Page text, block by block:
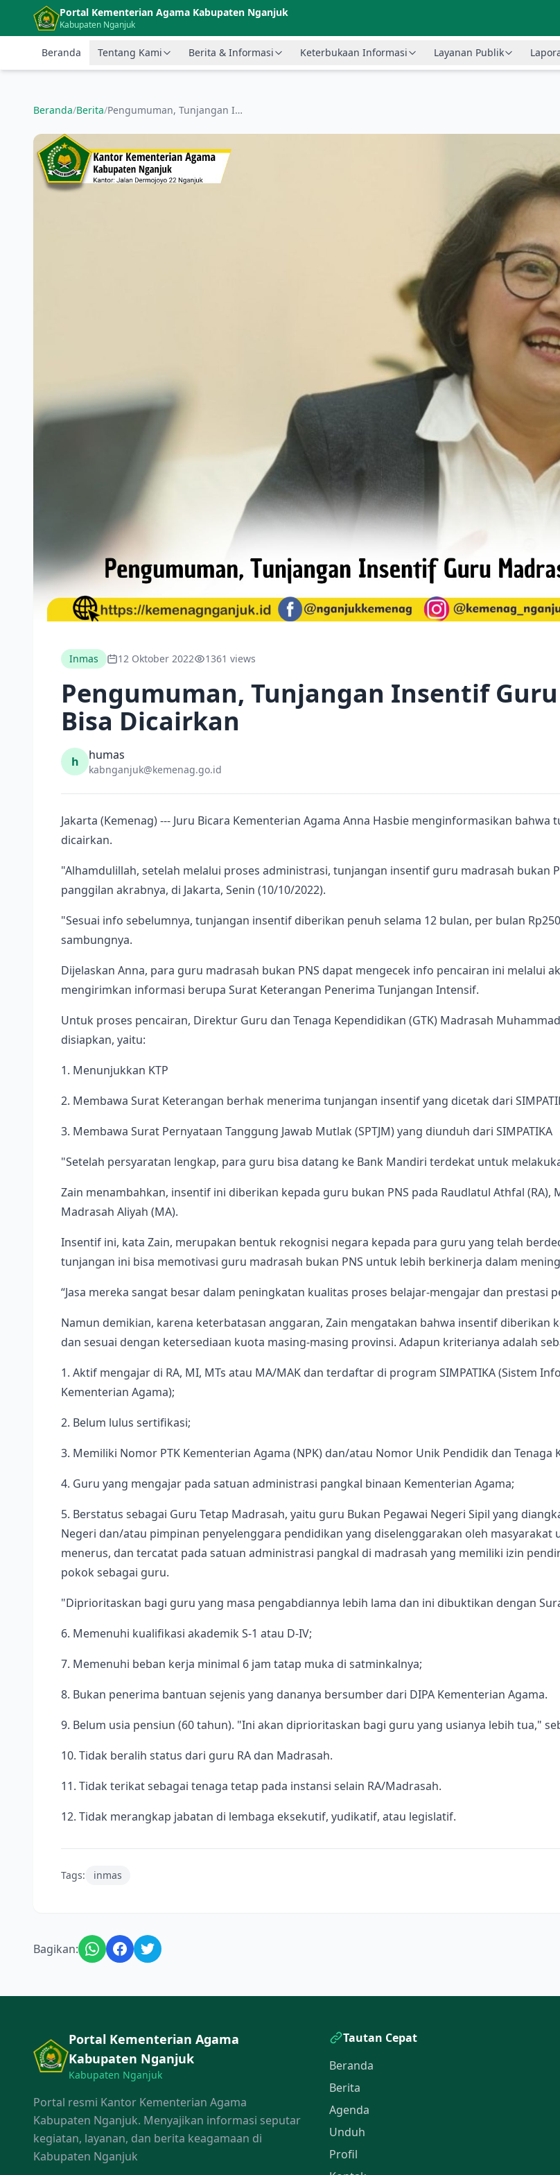
Langsung ke konten utama
Portal Kementerian Agama Kabupaten Nganjuk
Kabupaten Nganjuk
Beranda Tentang Kami Berita & Informasi Keterbukaan Informasi Layanan Publik
Beranda/Berita/ Pengumuman, Tunjangan Insentif Guru Madrasah Bukan PNS Bisa Dicairkan
Inmas 12 Oktober 2022 1361 views
Pengumuman, Tunjangan Insentif
Bisa Dicairkan
h humas
kabnganjuk@kemenag.go.id
Jakarta (Kemenag) --- Juru Bicara Kementerian Agama Anna Hasbie menginformasikan
dicairkan.
"Alhamdulillah, setelah melalui proses administrasi, tunjangan insentif guru madrasah bukan
panggilan akrabnya, di Jakarta, Senin (10/10/2022).
"Sesuai info sebelumnya, tunjangan insentif diberikan penuh selama 12 bulan, per bulan
sambungnya.
Dijelaskan Anna, para guru madrasah bukan PNS dapat mengecek info pencairan ini melalui
mengirimkan informasi berupa Surat Keterangan Penerima Tunjangan Intensif.
Untuk proses pencairan, Direktur Guru dan Tenaga Kependidikan (GTK) Madrasah
disiapkan, yaitu:
1. Menunjukkan KTP
2. Membawa Surat Keterangan berhak menerima tunjangan insentif yang dicetak dari
3. Membawa Surat Pernyataan Tanggung Jawab Mutlak (SPTJM) yang diunduh dari SIMPATIKA
"Setelah persyaratan lengkap, para guru bisa datang ke Bank Mandiri terdekat untuk
Zain menambahkan, insentif ini diberikan kepada guru bukan PNS pada Raudlatul Athfal (RA),
Madrasah Aliyah (MA).
Insentif ini, kata Zain, merupakan bentuk rekognisi negara kepada para guru yang telah
tunjangan ini bisa memotivasi guru madrasah bukan PNS untuk lebih berkinerja dalam
“Jasa mereka sangat besar dalam peningkatan kualitas proses belajar-mengajar dan prestasi
Namun demikian, karena keterbatasan anggaran, Zain mengatakan bahwa insentif diberikan
dan sesuai dengan ketersediaan kuota masing-masing provinsi. Adapun kriterianya adalah
1. Aktif mengajar di RA, MI, MTs atau MA/MAK dan terdaftar di program SIMPATIKA (Sistem
Kementerian Agama);
2. Belum lulus sertifikasi;
3. Memiliki Nomor PTK Kementerian Agama (NPK) dan/atau Nomor Unik Pendidik dan Tenaga
4. Guru yang mengajar pada satuan administrasi pangkal binaan Kementerian Agama;
5. Berstatus sebagai Guru Tetap Madrasah, yaitu guru Bukan Pegawai Negeri Sipil yang
Negeri dan/atau pimpinan penyelenggara pendidikan yang diselenggarakan oleh
menerus, dan tercatat pada satuan administrasi pangkal di madrasah yang memiliki izin
pokok sebagai guru.
"Diprioritaskan bagi guru yang masa pengabdiannya lebih lama dan ini dibuktikan dengan
6. Memenuhi kualifikasi akademik S-1 atau D-IV;
7. Memenuhi beban kerja minimal 6 jam tatap muka di satminkalnya;
8. Bukan penerima bantuan sejenis yang dananya bersumber dari DIPA Kementerian Agama.
9. Belum usia pensiun (60 tahun). "Ini akan diprioritaskan bagi guru yang usianya lebih tua,"
10. Tidak beralih status dari guru RA dan Madrasah.
11. Tidak terikat sebagai tenaga tetap pada instansi selain RA/Madrasah.
12. Tidak merangkap jabatan di lembaga eksekutif, yudikatif, atau legislatif.
Tags: inmas
Bagikan:
Portal Kementerian Agama
Kabupaten Nganjuk
Kabupaten Nganjuk
Portal resmi Kantor Kementerian Agama
Kabupaten Nganjuk. Menyajikan informasi seputar
kegiatan, layanan, dan berita keagamaan di
Kabupaten Nganjuk
Tautan Cepat
Beranda
Berita
Agenda
Unduh
Profil